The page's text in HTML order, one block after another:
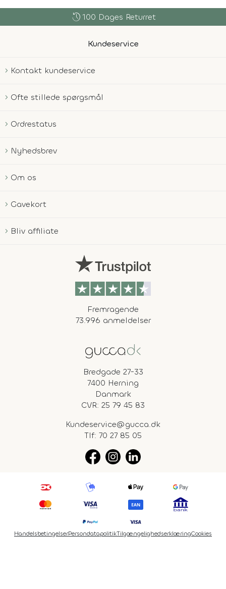
history 100 Dages Returret
Kundeservice
Kontakt kundeservice
Ofte stillede spørgsmål
Ordrestatus
Nyhedsbrev
Om os
Gavekort
Bliv affiliate
Fremragende
73.996 anmeldelser
Bredgade 27-33
7400 Herning
Danmark
CVR: 25 79 45 83
Kundeservice@gucca.dk
Tlf: 70 27 85 05
HandelsbetingelserPersondatapolitikTilgængelighedserklæringCookies